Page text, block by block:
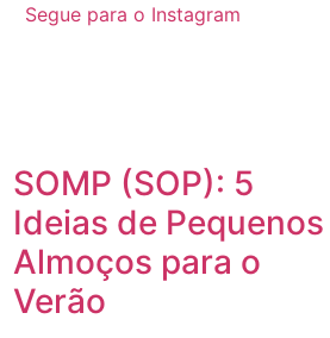
Segue para o Instagram
SOMP (SOP): 5
Ideias de Pequenos
Almoços para o
Verão